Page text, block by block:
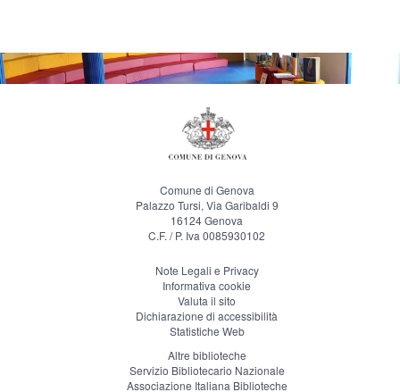
Comune di Genova
Palazzo Tursi, Via Garibaldi 9
16124 Genova
C.F. / P. Iva 0085930102
Note Legali e Privacy
Informativa cookie
Valuta il sito
Dichiarazione di accessibilità
Statistiche Web
Altre biblioteche
Servizio Bibliotecario Nazionale
Associazione Italiana Biblioteche